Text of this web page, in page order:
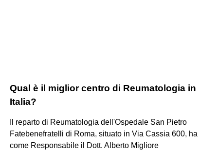
Qual è il miglior centro di Reumatologia in
Italia?
Il reparto di Reumatologia dell'Ospedale San Pietro
Fatebenefratelli di Roma, situato in Via Cassia 600, ha
come Responsabile il Dott. Alberto Migliore